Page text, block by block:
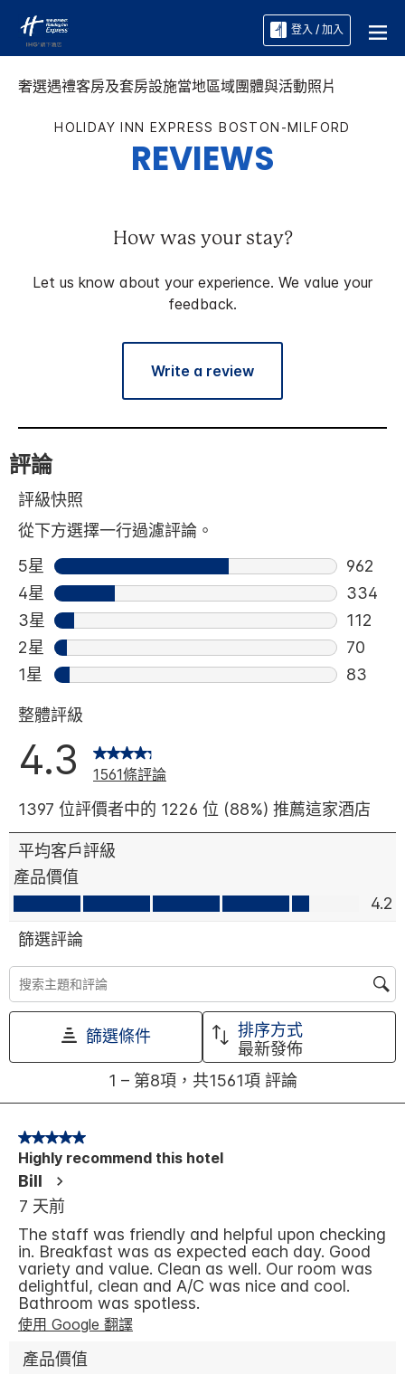
登入 / 加入
奢選遇禮客房及套房設施當地區域團體與活動照片
HOLIDAY INN EXPRESS BOSTON-MILFORD
REVIEWS
How was your stay?
Let us know about your experience. We value your
feedback.
Write a review